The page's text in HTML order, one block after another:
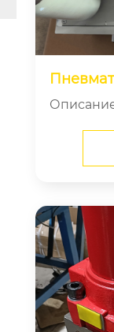
Описание
о